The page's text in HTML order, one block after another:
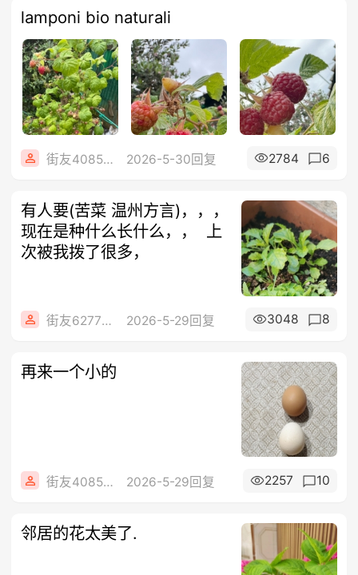
lamponi bio naturali
街友40858442 2026-5-30回复 2784 6
​有人要(苦菜 温州方言)，，，
现在是种什么长什么，， ​ ​上
次被我拨了很多，
街友62776478 2026-5-29回复 3048 8
再来一个小的
街友40858442 2026-5-29回复 2257 10
邻居的花太美了.